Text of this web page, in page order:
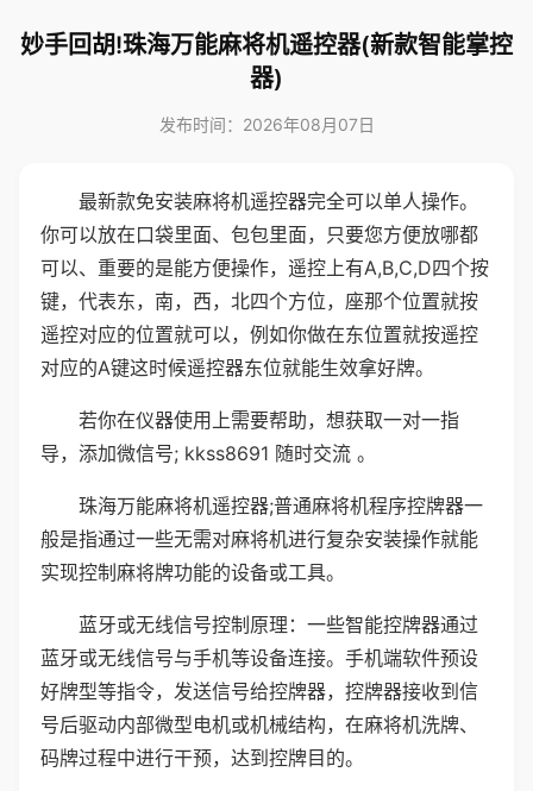
妙手回胡!珠海万能麻将机遥控器(新款智能掌控
器)
发布时间：2026年08月07日
最新款免安装麻将机遥控器完全可以单人操作。
你可以放在口袋里面、包包里面，只要您方便放哪都
可以、重要的是能方便操作，遥控上有A,B,C,D四个按
键，代表东，南，西，北四个方位，座那个位置就按
遥控对应的位置就可以，例如你做在东位置就按遥控
对应的A键这时候遥控器东位就能生效拿好牌。
若你在仪器使用上需要帮助，想获取一对一指
导，添加微信号; kkss8691 随时交流 。
珠海万能麻将机遥控器;普通麻将机程序控牌器一
般是指通过一些无需对麻将机进行复杂安装操作就能
实现控制麻将牌功能的设备或工具。
蓝牙或无线信号控制原理：一些智能控牌器通过
蓝牙或无线信号与手机等设备连接。手机端软件预设
好牌型等指令，发送信号给控牌器，控牌器接收到信
号后驱动内部微型电机或机械结构，在麻将机洗牌、
码牌过程中进行干预，达到控牌目的。